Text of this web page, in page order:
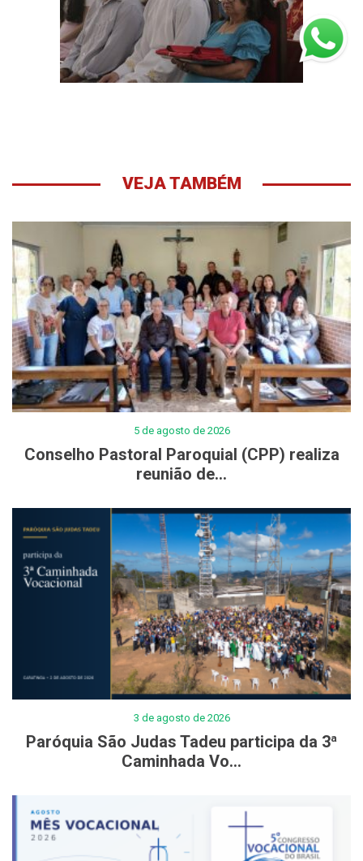
VEJA TAMBÉM
5 de agosto de 2026
Conselho Pastoral Paroquial (CPP) realiza
reunião de...
3 de agosto de 2026
Paróquia São Judas Tadeu participa da 3ª
Caminhada Vo...